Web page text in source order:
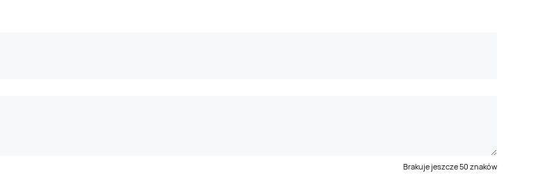
Brakuje jeszcze50 znaków